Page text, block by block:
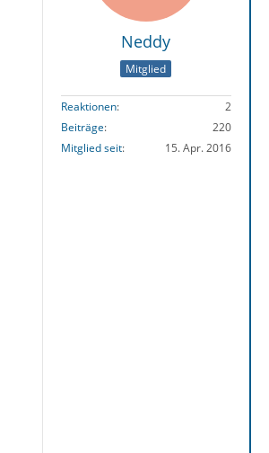
Neddy
Mitglied
Reaktionen
2
Beiträge
220
Mitglied seit
15. Apr. 2016